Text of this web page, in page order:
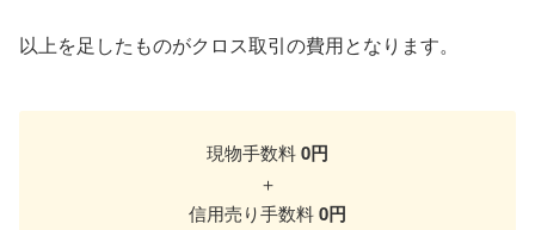
以上を足したものがクロス取引の費用となります。
現物手数料0円
＋
信用売り手数料0円